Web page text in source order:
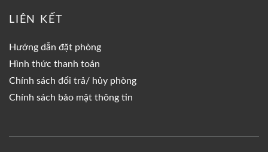
LIÊN KẾT
Hướng dẫn đặt phòng
Hình thức thanh toán
Chính sách đổi trả/ hủy phòng
Chính sách bảo mật thông tin